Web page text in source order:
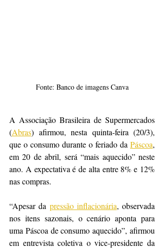
Fonte: Banco de imagens Canva
A Associação Brasileira de Supermercados
(Abras) afirmou, nesta quinta-feira (20/3),
que o consumo durante o feriado da Páscoa,
em 20 de abril, será “mais aquecido” neste
ano. A expectativa é de alta entre 8% e 12%
nas compras.
“Apesar da pressão inflacionária, observada
nos itens sazonais, o cenário aponta para
uma Páscoa de consumo aquecido”, afirmou
em entrevista coletiva o vice-presidente da